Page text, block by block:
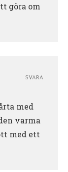
göra om
med
varma
med ett
SVARA